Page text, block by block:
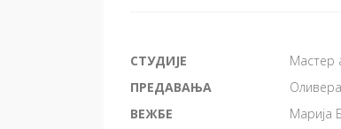
СТУДИЈЕ
Мастер
ПРЕДАВАЊА
ВЕЖБЕ
Марија